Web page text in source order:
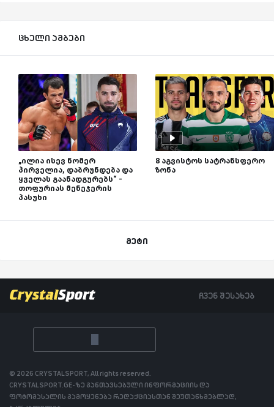
ცხელი ამბები
„ილია ისევ ნომერ
პირველია, დაბრუნდება და
ყველას გაანადგურებს“ -
თოფურიას მენეჯერის
პასუხი
8 აგვისტოს სატრანსფერო
ზონა
მეტი
ჩვენ შესახებ
© 2026 CRYSTALSPORT, All rights reserved.
CRYSTALSPORT.GE-ზე განთავსებული ინფორმაციის და
ფოტომასალის გამოყენება რედაქციასთან შეუთანხმებლად,